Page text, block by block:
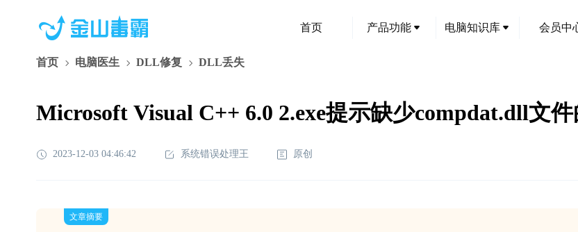
首页 产品功能 电脑知识库 会员中
首页 电脑医生 DLL修复 DLL丢失
Microsoft Visual C++ 6.0 2.exe提示缺少compdat.dll文
2023-12-03 04:46:42 系统错误处理王 原创
文章摘要